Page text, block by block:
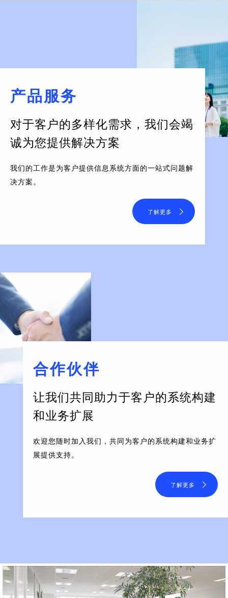
产品服务
对于客户的多样化需求， 我们会竭
诚为您提供解决方案
我们的工作是为客户提供信息系统方面的一站式问题解
决方案。
了解更多
合作伙伴
让我们共同助力于客户的系统构建
和业务扩展
欢迎您随时加入我们，共同为客户的系统构建和业务扩
展提供支持。
了解更多